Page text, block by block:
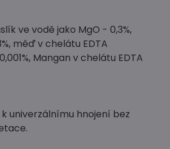
ve vodě jako MgO - 0,3%,
měď v chelátu EDTA
Mangan v chelátu EDTA
k univerzálnímu hnojení bez